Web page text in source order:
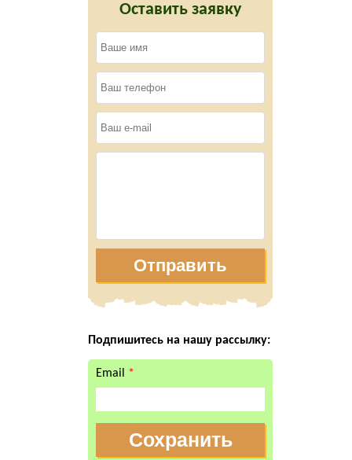
Оставить заявку
Отправить
Подпишитесь на нашу рассылку:
Email *